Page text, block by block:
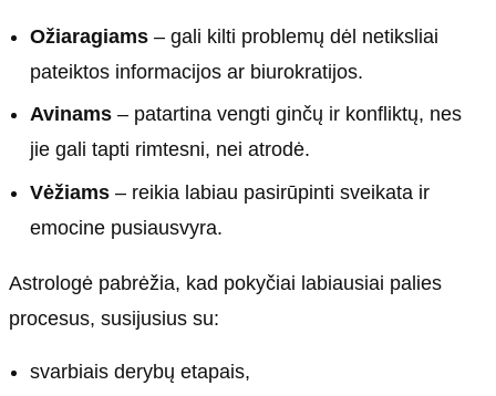
Ožiaragiams – gali kilti problemų dėl netiksliai
pateiktos informacijos ar biurokratijos.
Avinams – patartina vengti ginčų ir konfliktų, nes
jie gali tapti rimtesni, nei atrodė.
Vėžiams – reikia labiau pasirūpinti sveikata ir
emocine pusiausvyra.
Astrologė pabrėžia, kad pokyčiai labiausiai palies
procesus, susijusius su:
svarbiais derybų etapais,